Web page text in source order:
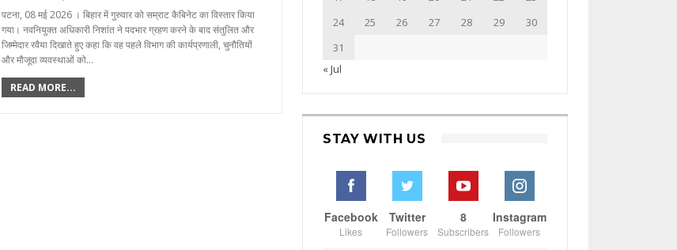
पटना, 08 मई 2026 । बिहार में गुरुवार को सम्राट कैबिनेट का विस्तार किया
गया। नवनियुक्त अधिकारी निशांत ने पदभार ग्रहण करने के बाद संतुलित और
जिम्मेदार रवैया दिखाते हुए कहा कि वह पहले विभाग की कार्यप्रणाली, चुनौतियों
और मौजूदा व्यवस्थाओं को…
READ MORE...
24
25 26 27 28 29
30
31
« Jul
STAY WITH US
Facebook
Likes
Twitter
Followers
8
Subscribers
Instagram
Followers